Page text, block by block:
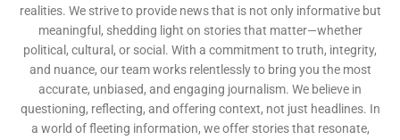
realities. We strive to provide news that is not only informative but
meaningful, shedding light on stories that matter—whether
political, cultural, or social. With a commitment to truth, integrity,
and nuance, our team works relentlessly to bring you the most
accurate, unbiased, and engaging journalism. We believe in
questioning, reflecting, and offering context, not just headlines. In
a world of fleeting information, we offer stories that resonate,